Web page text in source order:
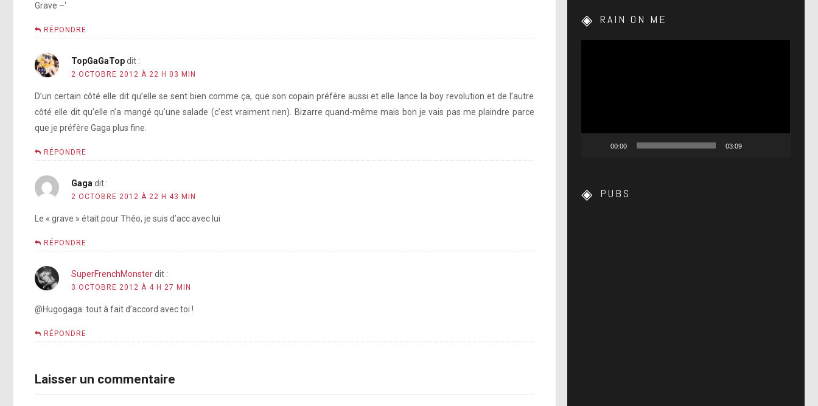
Grave –‘
RÉPONDRE
TopGaGaTopdit :
2 OCTOBRE 2012 À 22 H 03 MIN
D’un certain côté elle dit qu’elle se sent bien comme ça, que son copain préfère aussi et elle lance la boy revolution et de l’autre
côté elle dit qu’elle n’a mangé qu’une salade (c’est vraiment rien). Bizarre quand-même mais bon je vais pas me plaindre parce
que je préfère Gaga plus fine.
RÉPONDRE
Gagadit :
2 OCTOBRE 2012 À 22 H 43 MIN
Le « grave » était pour Théo, je suis d’acc avec lui
RÉPONDRE
SuperFrenchMonsterdit :
3 OCTOBRE 2012 À 4 H 27 MIN
@Hugogaga: tout à fait d’accord avec toi !
RÉPONDRE
Laisser un commentaire
RAIN ON ME
00:00 03:09
PUBS